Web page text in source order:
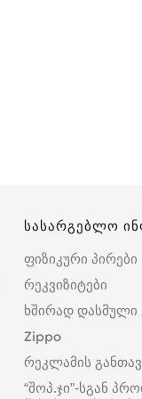
სასარგებლო
ფიზიკური პირები
რეკვიზიტები
ხშირად დასმული
Zippo
რეკლამის
“შოპ.ჯი”-სგან